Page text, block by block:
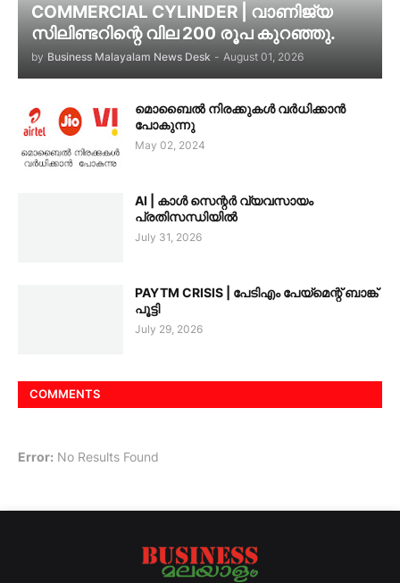
COMMERCIAL CYLINDER | വാണിജ്യ
സിലിണ്ടറിന്റെ വില 200 രൂപ കുറഞ്ഞു.
by Business Malayalam News Desk - August 01, 2026
മൊബൈൽ നിരക്കുകൾ വർധിക്കാൻ
പോകുന്നു
May 02, 2024
AI | കാൾ സെന്റർ വ്യവസായം
പ്രതിസന്ധിയിൽ
July 31, 2026
PAYTM CRISIS | പേടിഎം പേയ്മെന്റ് ബാങ്ക്
പൂട്ടി
July 29, 2026
COMMENTS
Error: No Results Found